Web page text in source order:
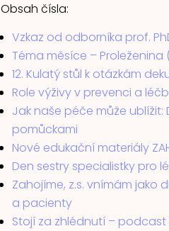
Obsah čísla:
Vzkaz od odborníka prof.
Téma měsíce – Proleženina
12. Kulatý stůl k otázkám
Role výživy v prevenci a
Jak naše péče může
pomůckami
Nové edukační materiály
Den sestry specialistky pro
Zahojíme, z.s. vnímám jako
a pacienty
Stojí za zhlédnutí –